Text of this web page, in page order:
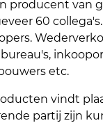
producent van
60
etc.
vindt
partij zijn